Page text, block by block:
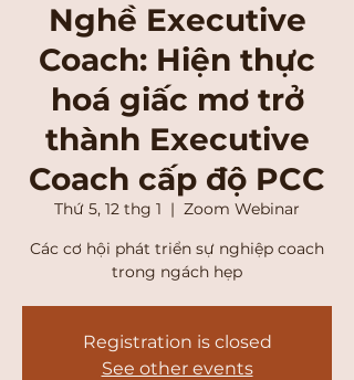
Nghề Executive
Coach: Hiện thực
hoá giấc mơ trở
thành Executive
Coach cấp độ PCC
Thứ 5, 12 thg 1
  |
Zoom Webinar
Các cơ hội phát triển sự nghiệp coach
trong ngách hẹp
Registration is closed
See other events